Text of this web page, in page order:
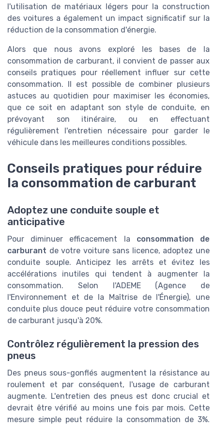
l'utilisation de matériaux légers pour la construction
des voitures a également un impact significatif sur la
réduction de la consommation d'énergie.
Alors que nous avons exploré les bases de la
consommation de carburant, il convient de passer aux
conseils pratiques pour réellement influer sur cette
consommation. Il est possible de combiner plusieurs
astuces au quotidien pour maximiser les économies,
que ce soit en adaptant son style de conduite, en
prévoyant son itinéraire, ou en effectuant
régulièrement l'entretien nécessaire pour garder le
véhicule dans les meilleures conditions possibles.
Conseils pratiques pour réduire
la consommation de carburant
Adoptez une conduite souple et
anticipative
Pour diminuer efficacement la consommation de
carburant de votre voiture sans licence, adoptez une
conduite souple. Anticipez les arrêts et évitez les
accélérations inutiles qui tendent à augmenter la
consommation. Selon l'ADEME (Agence de
l'Environnement et de la Maîtrise de l'Énergie), une
conduite plus douce peut réduire votre consommation
de carburant jusqu'à 20%.
Contrôlez régulièrement la pression des
pneus
Des pneus sous-gonflés augmentent la résistance au
roulement et par conséquent, l'usage de carburant
augmente. L'entretien des pneus est donc crucial et
devrait être vérifié au moins une fois par mois. Cette
mesure simple peut réduire la consommation de 3%.